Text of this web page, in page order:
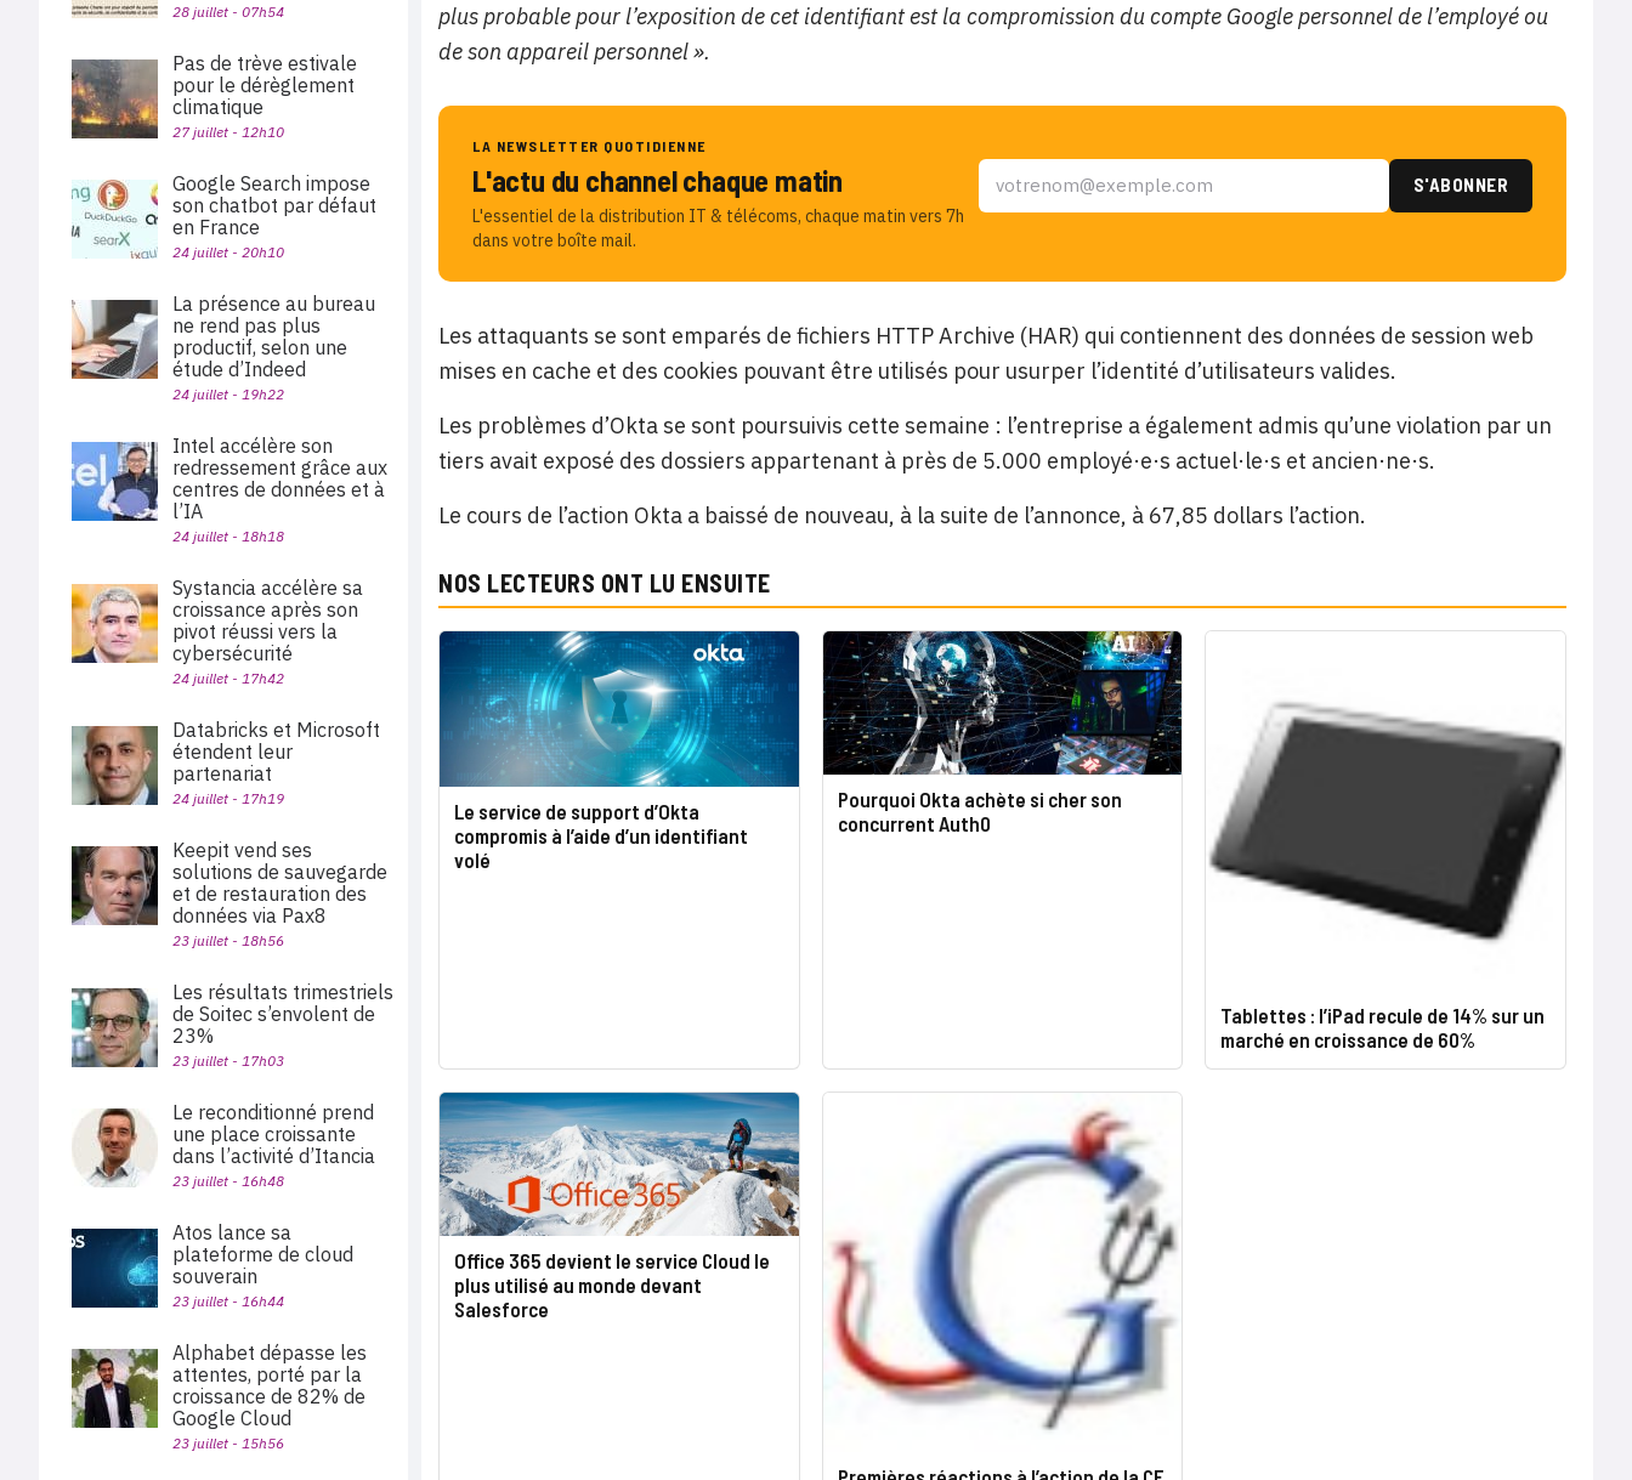
plus probable pour l’exposition de cet identifiant est la compromission du compte Google personnel de l’employé ou
de son appareil personnel ».
LA NEWSLETTER QUOTIDIENNE
L'actu du channel chaque matin
L'essentiel de la distribution IT & télécoms, chaque matin vers 7h
dans votre boîte mail.
Les attaquants se sont emparés de fichiers HTTP Archive (HAR) qui contiennent des données de session web
mises en cache et des cookies pouvant être utilisés pour usurper l’identité d’utilisateurs valides.
Les problèmes d’Okta se sont poursuivis cette semaine : l’entreprise a également admis qu’une violation par un
tiers avait exposé des dossiers appartenant à près de 5.000 employé·e·s actuel·le·s et ancien·ne·s.
Le cours de l’action Okta a baissé de nouveau, à la suite de l’annonce, à 67,85 dollars l’action.
NOS LECTEURS ONT LU ENSUITE
Le service de support d’Okta
compromis à l’aide d’un identifiant
volé
Pourquoi Okta achète si cher son
concurrent Auth0
Tablettes : l’iPad recule de 14% sur un
marché en croissance de 60%
Office 365 devient le service Cloud le
plus utilisé au monde devant
Salesforce
28 juillet - 07h54
Pas de trève estivale
pour le dérèglement
climatique
27 juillet - 12h10
Google Search impose
son chatbot par défaut
en France
24 juillet - 20h10
La présence au bureau
ne rend pas plus
productif, selon une
étude d’Indeed
24 juillet - 19h22
Intel accélère son
redressement grâce aux
centres de données et à
l’IA
24 juillet - 18h18
Systancia accélère sa
croissance après son
pivot réussi vers la
cybersécurité
24 juillet - 17h42
Databricks et Microsoft
étendent leur
partenariat
24 juillet - 17h19
Keepit vend ses
solutions de sauvegarde
et de restauration des
données via Pax8
23 juillet - 18h56
Les résultats trimestriels
de Soitec s’envolent de
23%
23 juillet - 17h03
Le reconditionné prend
une place croissante
dans l’activité d’Itancia
23 juillet - 16h48
Atos lance sa
plateforme de cloud
souverain
23 juillet - 16h44
Alphabet dépasse les
attentes, porté par la
croissance de 82% de
Google Cloud
23 juillet - 15h56